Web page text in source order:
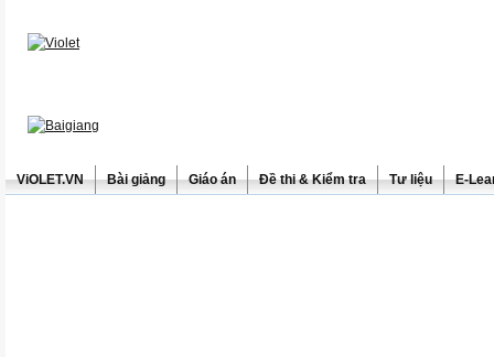
ViOLET.VN Bài giảng Giáo án Đề thi & Kiểm tra Tư liệu E-